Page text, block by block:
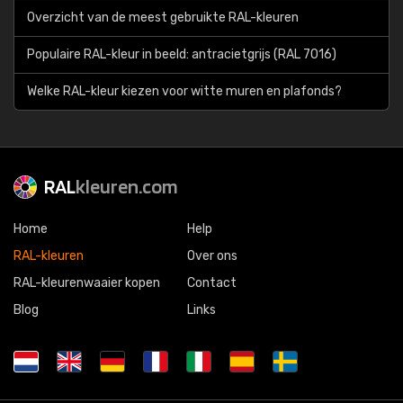
Overzicht van de meest gebruikte RAL-kleuren
Populaire RAL-kleur in beeld: antracietgrijs (RAL 7016)
Welke RAL-kleur kiezen voor witte muren en plafonds?
RALkleuren.com
Home
RAL-kleuren
RAL-kleurenwaaier kopen
Blog
Help
Over ons
Contact
Links